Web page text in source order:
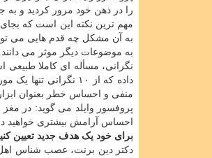
را در ذهن خود مرور کردید و به
مهم ترین نکته این است که
به آن مشکل چه قدم هایی می
به موضوعات دیگر موثر می
نگرانی، مسأله ای کاملا
داده که از ۱۰
منفی و احساس خطر بعنوان
پروفسور وایلد می گوید: در
احساس آرامش بیشتری خواهید
برای خود یک هدف جدید تعیین
دکتر دین برنت، عصب شناس